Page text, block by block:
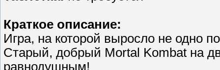
Краткое описание:
Игра, на которой выросло не одно
Старый, добрый Mortal Kombat на
равнодушным!